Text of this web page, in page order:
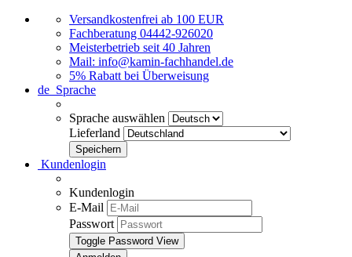
Versandkostenfrei ab 100 EUR
Fachberatung 04442-926020
Meisterbetrieb seit 40 Jahren
Mail: info@kamin-fachhandel.de
5% Rabatt bei Überweisung
de Sprache
Sprache auswählen
Lieferland
Kundenlogin
Kundenlogin
E-Mail
Passwort
Toggle Password View